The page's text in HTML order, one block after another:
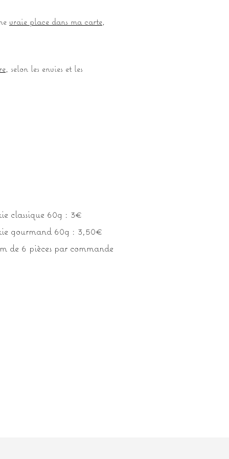
vraie place dans ma carte,
, selon les envies et les
classique 60g : 3€
gourmand 60g : 3,50€
de 6 pièces par commande